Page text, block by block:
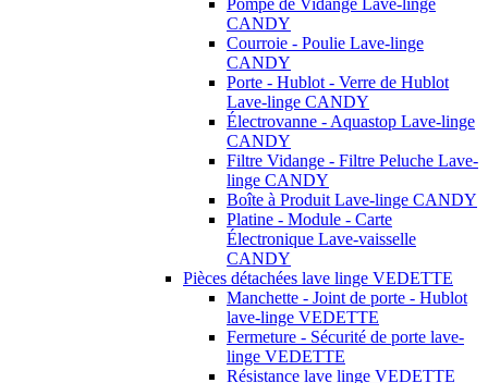
CANDY
Courroie - Poulie Lave-linge
CANDY
Porte - Hublot - Verre de Hublot
Lave-linge CANDY
Électrovanne - Aquastop Lave-linge
CANDY
Filtre Vidange - Filtre Peluche Lave-
linge CANDY
Boîte à Produit Lave-linge CANDY
Platine - Module - Carte
Électronique Lave-vaisselle
CANDY
Pièces détachées lave linge VEDETTE
Manchette - Joint de porte - Hublot
lave-linge VEDETTE
Fermeture - Sécurité de porte lave-
linge VEDETTE
Résistance lave linge VEDETTE